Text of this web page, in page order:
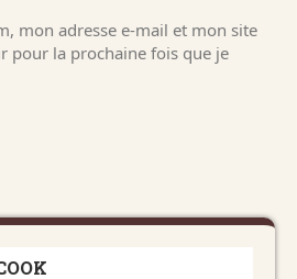
mon adresse e-mail et mon site
pour la prochaine fois que je